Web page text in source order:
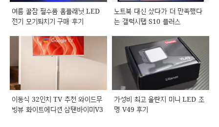
여름 꿀잠 필수품 홈플래닛 LED
전기 모기퇴치기 구매 후기
노트북 대신 샀다가 더 만족했다
는 갤럭시탭 S10 플러스
이동식 32인치 TV 추천 와이드무
빙뷰 화이트에디션 삼탠바이미V3
가성비 최고 울란지 미니 LED 조
명 V49 후기